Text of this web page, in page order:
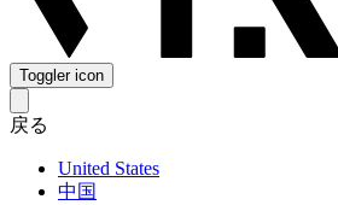
Toggler icon
戻る
United States
中国